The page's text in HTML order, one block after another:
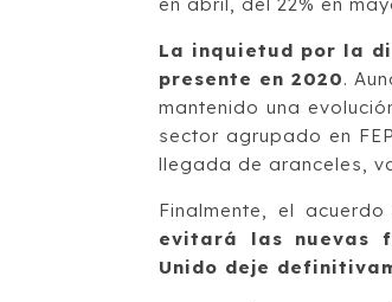
La inquietud por la
presente en 2020.
mantenido una
sector agrupado en
llegada de aranceles,
Finalmente, el
evitará las nuevas
Unido deje